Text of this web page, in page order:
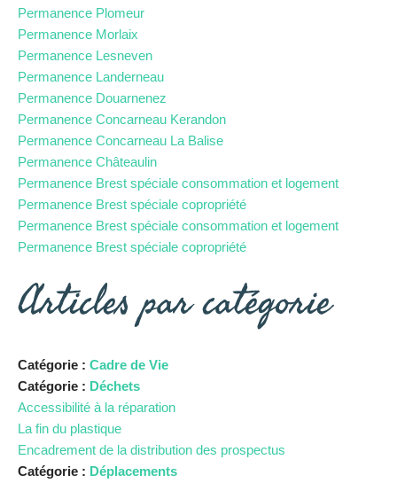
Permanence Plomeur
Permanence Morlaix
Permanence Lesneven
Permanence Landerneau
Permanence Douarnenez
Permanence Concarneau Kerandon
Permanence Concarneau La Balise
Permanence Châteaulin
Permanence Brest spéciale consommation et logement
Permanence Brest spéciale copropriété
Permanence Brest spéciale consommation et logement
Permanence Brest spéciale copropriété
Articles par catégorie
Catégorie : Cadre de Vie
Catégorie : Déchets
Accessibilité à la réparation
La fin du plastique
Encadrement de la distribution des prospectus
Catégorie : Déplacements